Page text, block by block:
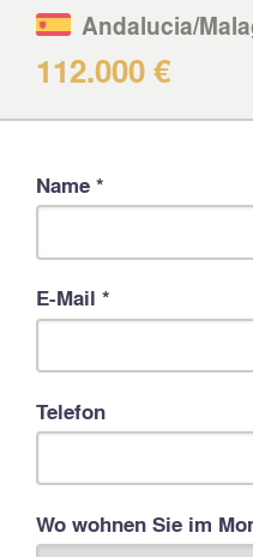
Andalucia/
112.000 €
Name *
E-Mail *
Telefon
Wo wohnen Sie im